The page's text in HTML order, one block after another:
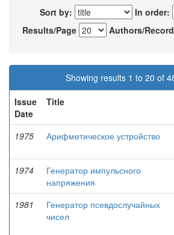
Sort by:
In order:
Results/Page
Authors/
Showing results 1 to 20 of
Issue
Date
Title
1975 Арифметическое устройство
1974
Генератор импульсного
напряжения
1981
Генератор псевдослучайных
чисел